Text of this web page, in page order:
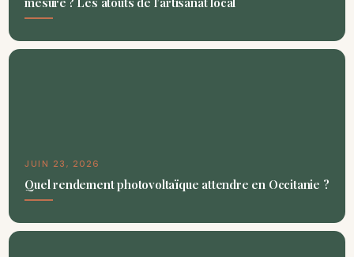
JUIN 23, 2026
Quel rendement photovoltaïque attendre en Occitanie ?